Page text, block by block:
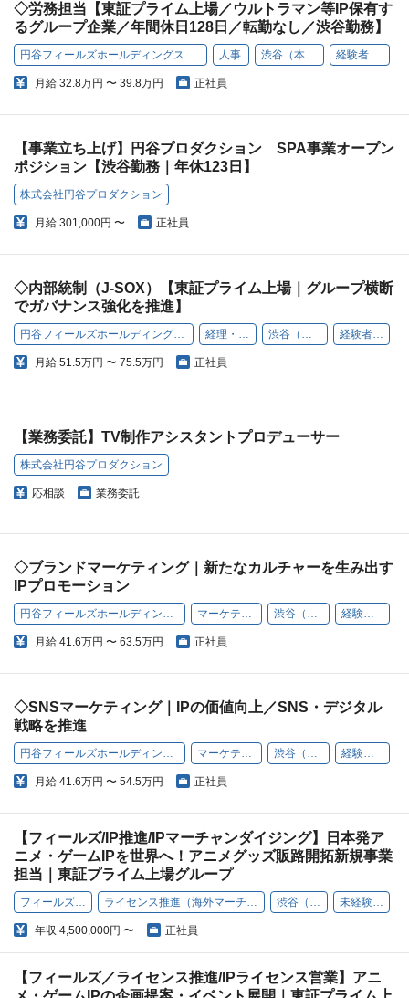
◇労務担当【東証プライム上場／ウルトラマン等IP保有す
るグループ企業／年間休日128日／転勤なし／渋谷勤務】
円谷フィールズホールディングス株式会社 人事 渋谷（本社） 経験者歓迎
月給 32.8万円 〜 39.8万円 正社員
【事業立ち上げ】円谷プロダクション SPA事業オープン
ポジション【渋谷勤務｜年休123日】
株式会社円谷プロダクション
月給 301,000円 〜 正社員
◇内部統制（J-SOX）【東証プライム上場｜グループ横断
でガバナンス強化を推進】
円谷フィールズホールディングス株式会社 経理・財務 渋谷（本社） 経験者歓迎
月給 51.5万円 〜 75.5万円 正社員
【業務委託】TV制作アシスタントプロデューサー
株式会社円谷プロダクション
応相談 業務委託
◇ブランドマーケティング｜新たなカルチャーを生み出す
IPプロモーション
円谷フィールズホールディングス株式会社 マーケティング 渋谷（本社） 経験者歓迎
月給 41.6万円 〜 63.5万円 正社員
◇SNSマーケティング｜IPの価値向上／SNS・デジタル
戦略を推進
円谷フィールズホールディングス株式会社 マーケティング 渋谷（本社） 経験者歓迎
月給 41.6万円 〜 54.5万円 正社員
【フィールズ/IP推進/IPマーチャンダイジング】日本発ア
ニメ・ゲームIPを世界へ！アニメグッズ販路開拓新規事業
担当｜東証プライム上場グループ
フィールズ株式会社 ライセンス推進（海外マーチャンダイジング） 渋谷（本社） 未経験者歓迎
年収 4,500,000円 〜 正社員
【フィールズ／ライセンス推進/IPライセンス営業】アニ